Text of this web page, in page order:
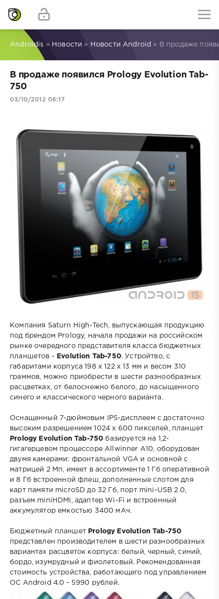
Androidis » Новости » Новости Android » В продаже
В продаже появился Prology Evolution Tab-
750
03/10/2012 06:17
Компания Saturn High-Tech, выпускающая продукцию
под брендом Prology, начала продажи на российском
рынке очередного представителя класса бюджетных
планшетов -
Evolution Tab-750. Устройтво, с
габаритами корпуса 198 х 122 х 13 мм и весом 310
граммов, можно приобрести в шести разнообразных
расцветках, от белоснежно белого, до насыщенного
синего и классического черного варианта.
Оснащенный 7-дюймовым IPS-дисплеем с достаточно
высоким разрешением 1024 х 600 пикселей, планшет
Prology Evolution Tab-750 базируется на 1,2-
гигагерцевом процессоре Allwinner A10, оборудован
двумя камерами: фронтальной VGA и основной с
матрицей 2 Мп, имеет в ассортименте 1 Гб оперативной
и 8 Гб встроенной флеш, дополненные слотом для
карт памяти microSD до 32 Гб, порт mini-USB 2.0,
разъем miniHDMI, адаптер Wi-Fi и встроенный
аккумулятор емкостью 3400 мАч.
Бюджетный планшет Prology Evolution Tab-750
представлен производителем в шести разнообразных
вариантах расцветок корпуса: белый, черный, синий,
бордо, изумрудный и фиолетовый. Рекомендованная
стоимость устройства, работающего под управлением
ОС Android 4.0 - 5990 рублей.